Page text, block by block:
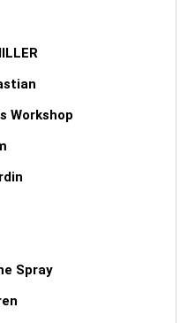
Workshop
Spray